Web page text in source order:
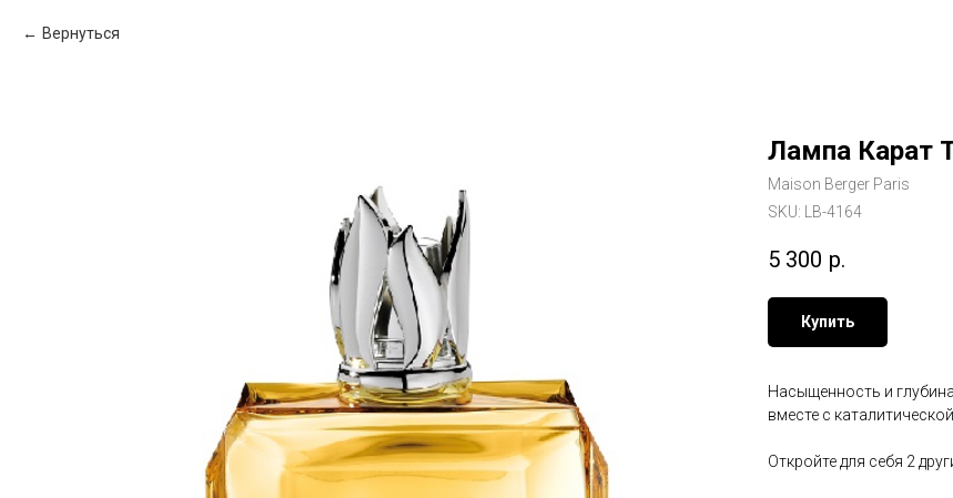
Вернуться
Лампа Карат
Maison Berger Paris
SKU:
LB-4164
5 300 р.
Купить
Насыщенность и
вместе с
Откройте для себя 2